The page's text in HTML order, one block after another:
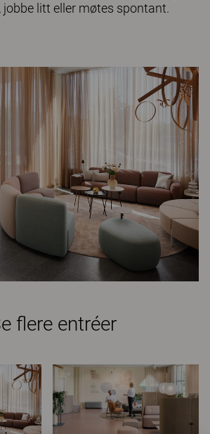
jobbe litt eller møtes spontant.
flere entréer